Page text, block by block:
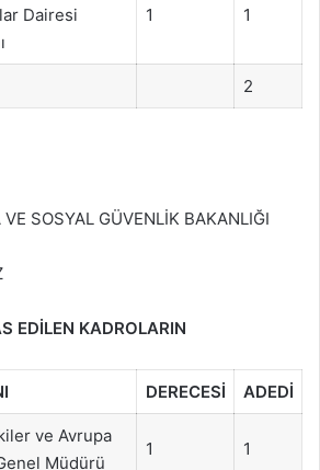
Dairesi
1 1
2
SOSYAL GÜVENLİK BAKANLIĞI
EDİLEN KADROLARIN
DERECESİ ADEDİ
ve Avrupa
Müdürü
1 1